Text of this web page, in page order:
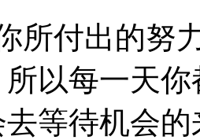
所付出的努
以每一天
等待机会